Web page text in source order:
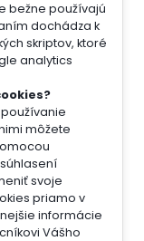
bežne používajú
dochádza k
skriptov, ktoré
analytics
môžete
svoje
priamo v
informácie
Vášho